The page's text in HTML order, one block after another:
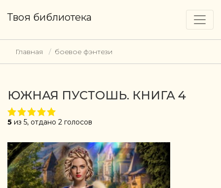
Твоя библиотека
Главная боевое фэнтези
ЮЖНАЯ ПУСТОШЬ. КНИГА 4
5 из 5, отдано 2 голосов